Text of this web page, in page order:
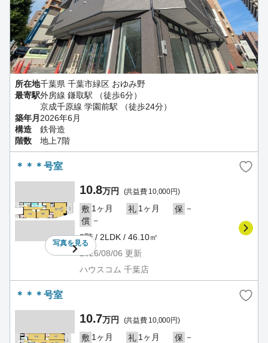
所在地千葉県 千葉市緑区 おゆみ野
最寄駅外房線 鎌取駅 （徒歩6分）
京成千原線 学園前駅 （徒歩24分）
築年月 2026年6月
構造
鉄骨造
階数
地上7階
＊＊＊号室
写真を見る
10.8万円 (共益費 10,000円)
敷 1ヶ月 礼 1ヶ月 保 －
償 －
3階 / 2LDK / 46.10㎡
2026/08/06 更新
ハウスコム 千葉店
＊＊＊号室
10.7万円 (共益費 10,000円)
敷 1ヶ月 礼 1ヶ月 保 －